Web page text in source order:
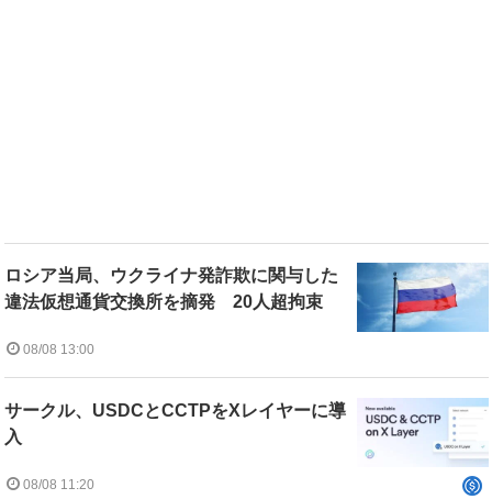
ロシア当局、ウクライナ発詐欺に関与した
違法仮想通貨交換所を摘発 20人超拘束
08/08 13:00
サークル、USDCとCCTPをXレイヤーに導
入
08/08 11:20